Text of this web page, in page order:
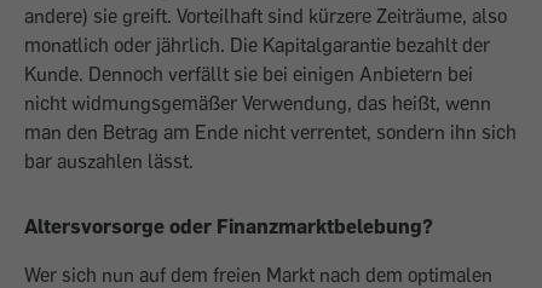
andere) sie greift. Vorteilhaft sind kürzere Zeiträume, also
monatlich oder jährlich. Die Kapitalgarantie bezahlt der
Kunde. Dennoch verfällt sie bei einigen Anbietern bei
nicht widmungsgemäßer Verwendung, das heißt, wenn
man den Betrag am Ende nicht verrentet, sondern ihn sich
bar auszahlen lässt.
Altersvorsorge oder Finanzmarktbelebung?
Wer sich nun auf dem freien Markt nach dem optimalen